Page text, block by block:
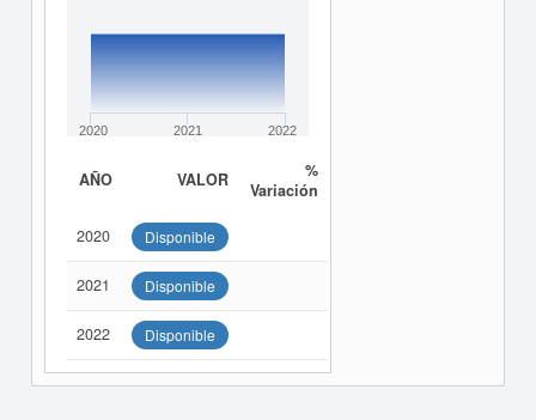
2020 2021 2022
AÑO VALOR
%
Variación
2020 Disponible
2021 Disponible
2022 Disponible